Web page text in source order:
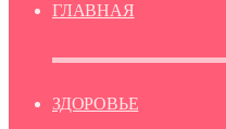
ГЛАВНАЯ
ЗДОРОВЬЕ